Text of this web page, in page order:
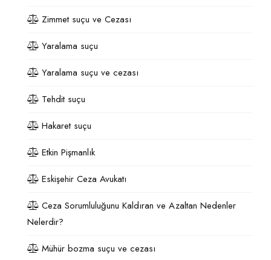
Zimmet suçu ve Cezası
Yaralama suçu
Yaralama suçu ve cezası
Tehdit suçu
Hakaret suçu
Etkin Pişmanlık
Eskişehir Ceza Avukatı
Ceza Sorumluluğunu Kaldıran ve Azaltan Nedenler
Nelerdir?
Mühür bozma suçu ve cezası